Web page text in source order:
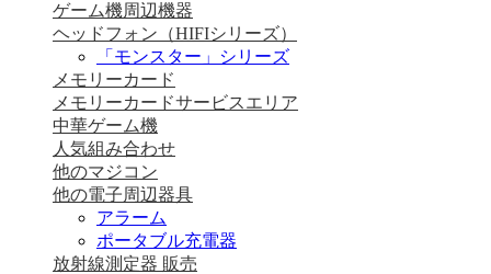
ゲーム機周辺機器
ヘッドフォン（HIFIシリーズ）
「モンスター」シリーズ
メモリーカード
メモリーカードサービスエリア
中華ゲーム機
人気組み合わせ
他のマジコン
他の電子周辺器具
アラーム
ポータブル充電器
放射線測定器 販売